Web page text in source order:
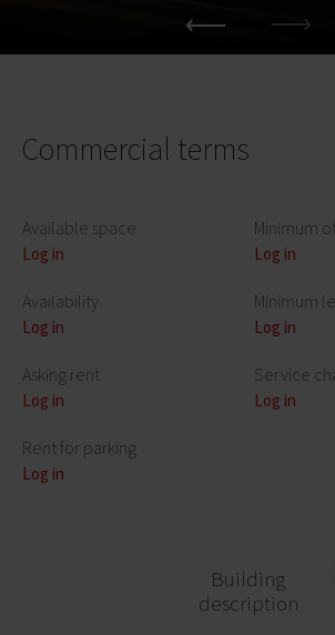
Commercial terms
Available space
Log in
Availability
Log in
Asking rent
Log in
Rent for parking
Log in
Minimum
Log in
Minimum
Log in
Service
Log in
Building
description